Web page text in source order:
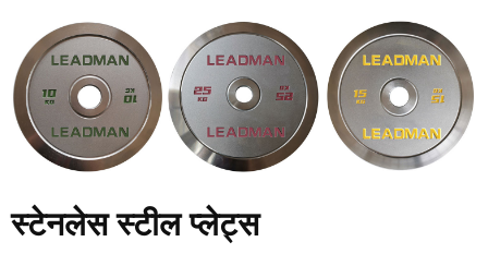
स्टेनलेस स्टील प्लेट्स